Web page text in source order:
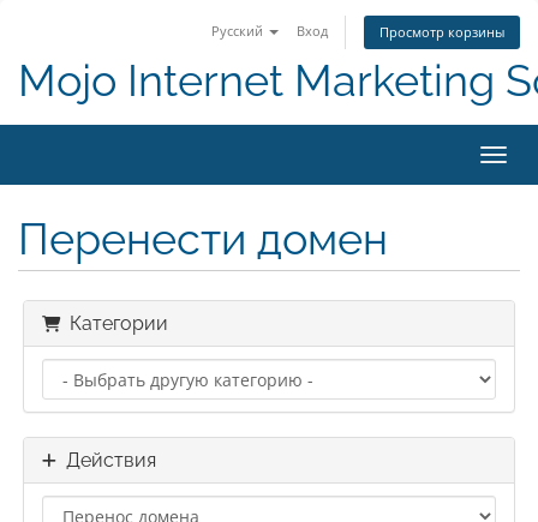
Русский Вход Просмотр корзины
Mojo Internet Marketing
Перенести домен
Категории
Действия